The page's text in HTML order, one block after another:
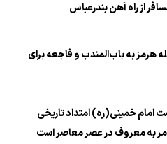
از راه آهن بندرعباس
هرمز به باب‌المندب و فاجعه برای
خمینی(ره) امتداد تاریخی
امر به معروف در عصر معاصر است